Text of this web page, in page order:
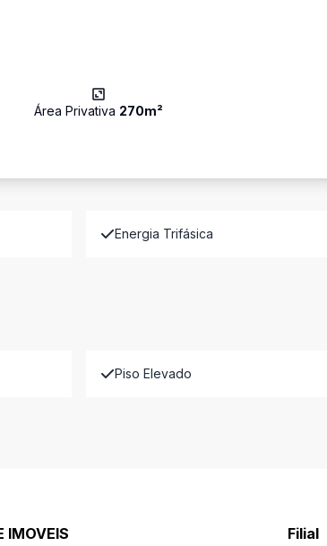
Área Privativa 270m²
Energia Trifásica
Piso Elevado
IMOVEIS Filial